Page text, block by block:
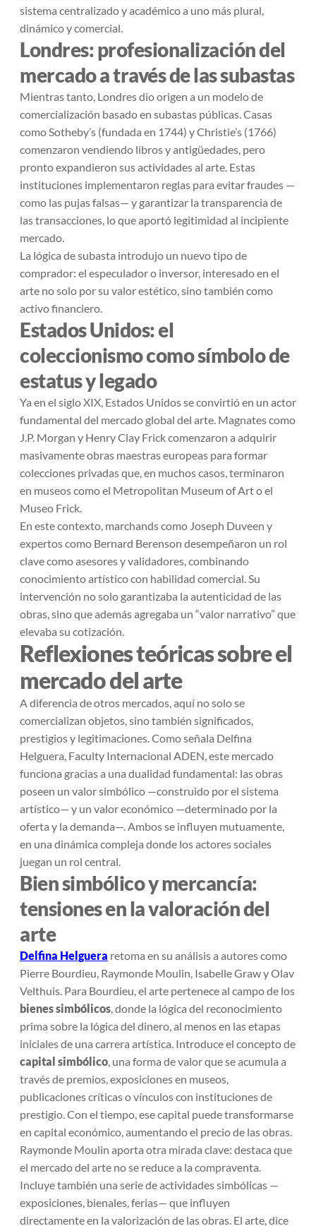
sistema centralizado y académico a uno más plural,
dinámico y comercial.
Londres: profesionalización del
mercado a través de las subastas
Mientras tanto, Londres dio origen a un modelo de
comercialización basado en subastas públicas. Casas
como Sotheby’s (fundada en 1744) y Christie’s (1766)
comenzaron vendiendo libros y antigüedades, pero
pronto expandieron sus actividades al arte. Estas
instituciones implementaron reglas para evitar fraudes —
como las pujas falsas— y garantizar la transparencia de
las transacciones, lo que aportó legitimidad al incipiente
mercado.
La lógica de subasta introdujo un nuevo tipo de
comprador: el especulador o inversor, interesado en el
arte no solo por su valor estético, sino también como
activo financiero.
Estados Unidos: el
coleccionismo como símbolo de
estatus y legado
Ya en el siglo XIX, Estados Unidos se convirtió en un actor
fundamental del mercado global del arte. Magnates como
J.P. Morgan y Henry Clay Frick comenzaron a adquirir
masivamente obras maestras europeas para formar
colecciones privadas que, en muchos casos, terminaron
en museos como el Metropolitan Museum of Art o el
Museo Frick.
En este contexto, marchands como Joseph Duveen y
expertos como Bernard Berenson desempeñaron un rol
clave como asesores y validadores, combinando
conocimiento artístico con habilidad comercial. Su
intervención no solo garantizaba la autenticidad de las
obras, sino que además agregaba un “valor narrativo” que
elevaba su cotización.
Reflexiones teóricas sobre el
mercado del arte
A diferencia de otros mercados, aquí no solo se
comercializan objetos, sino también significados,
prestigios y legitimaciones. Como señala Delfina
Helguera, Faculty Internacional ADEN, este mercado
funciona gracias a una dualidad fundamental: las obras
poseen un valor simbólico —construido por el sistema
artístico— y un valor económico —determinado por la
oferta y la demanda—. Ambos se influyen mutuamente,
en una dinámica compleja donde los actores sociales
juegan un rol central.
Bien simbólico y mercancía:
tensiones en la valoración del
arte
Delfina Helguera retoma en su análisis a autores como
Pierre Bourdieu, Raymonde Moulin, Isabelle Graw y Olav
Velthuis. Para Bourdieu, el arte pertenece al campo de los
bienes simbólicos, donde la lógica del reconocimiento
prima sobre la lógica del dinero, al menos en las etapas
iniciales de una carrera artística. Introduce el concepto de
capital simbólico, una forma de valor que se acumula a
través de premios, exposiciones en museos,
publicaciones críticas o vínculos con instituciones de
prestigio. Con el tiempo, ese capital puede transformarse
en capital económico, aumentando el precio de las obras.
Raymonde Moulin aporta otra mirada clave: destaca que
el mercado del arte no se reduce a la compraventa.
Incluye también una serie de actividades simbólicas —
exposiciones, bienales, ferias— que influyen
directamente en la valorización de las obras. El arte, dice